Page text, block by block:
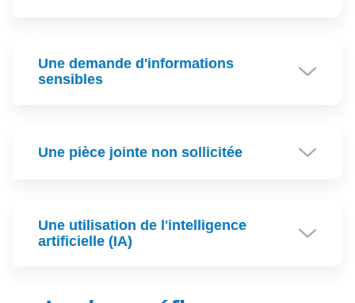
Une demande d'informations
sensibles
Une pièce jointe non sollicitée
Une utilisation de l'intelligence
artificielle (IA)